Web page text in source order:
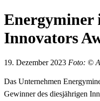
Energyminer
Innovators
19. Dezember 2023 Foto: ©
Das Unternehmen
Gewinner des diesjährigen